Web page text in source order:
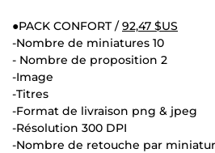
●PACK CONFORT /92,47 $US
-Nombre de miniatures 10
- Nombre de proposition 2
-Image
-Titres
-Format de livraison png & jpeg
-Résolution 300 DPI
-Nombre de retouche par